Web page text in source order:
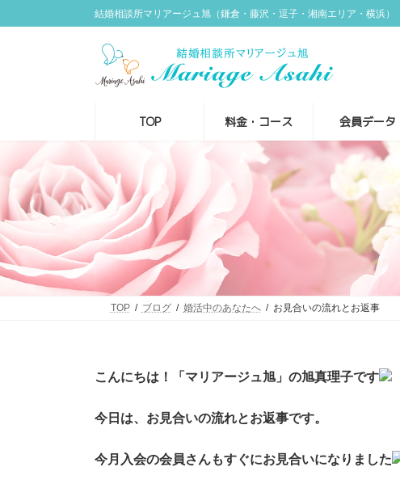
ン
ビ
結婚相談所マリアージュ旭（鎌倉・藤沢・逗子・湘南エリア・横浜）
TOP 料金・コース 会員データ
TOP ブログ 婚活中のあなたへ お見合いの流れとお返事
こんにちは！「マリアージュ旭」の旭真理子です
今日は、お見合いの流れとお返事です。
今月入会の会員さんもすぐにお見合いになりました